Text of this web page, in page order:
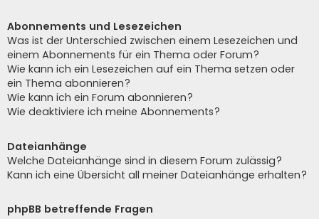
Abonnements und Lesezeichen
Was ist der Unterschied zwischen einem Lesezeichen und
einem Abonnements für ein Thema oder Forum?
Wie kann ich ein Lesezeichen auf ein Thema setzen oder
ein Thema abonnieren?
Wie kann ich ein Forum abonnieren?
Wie deaktiviere ich meine Abonnements?
Dateianhänge
Welche Dateianhänge sind in diesem Forum zulässig?
Kann ich eine Übersicht all meiner Dateianhänge erhalten?
phpBB betreffende Fragen